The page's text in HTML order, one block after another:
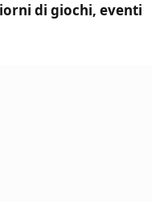
di giochi, eventi